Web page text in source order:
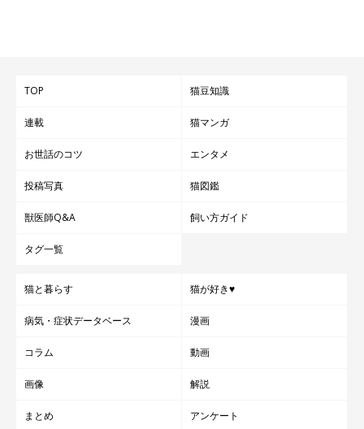
TOP 猫豆知識
連載 猫マンガ
お世話のコツ エンタメ
投稿写真 猫図鑑
獣医師Q&A 飼い方ガイド
タグ一覧
猫と暮らす 猫が好き♥
病気・症状データベース 漫画
コラム 動画
画像 解説
まとめ アンケート